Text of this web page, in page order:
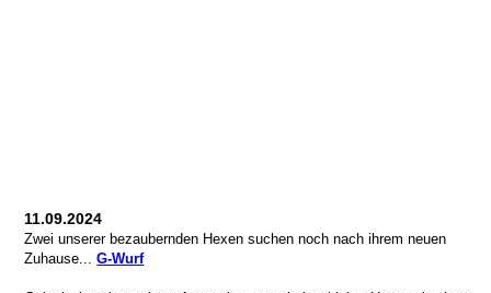
11.09.2024
Zwei unserer bezaubernden Hexen suchen noch nach ihrem neuen
Zuhause...G-Wurf